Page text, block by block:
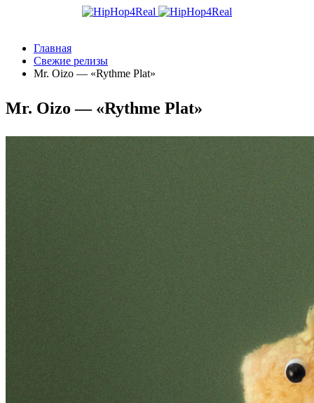
Главная
Свежие релизы
Mr. Oizo — «Rythme Plat»
Mr. Oizo — «Rythme Plat»